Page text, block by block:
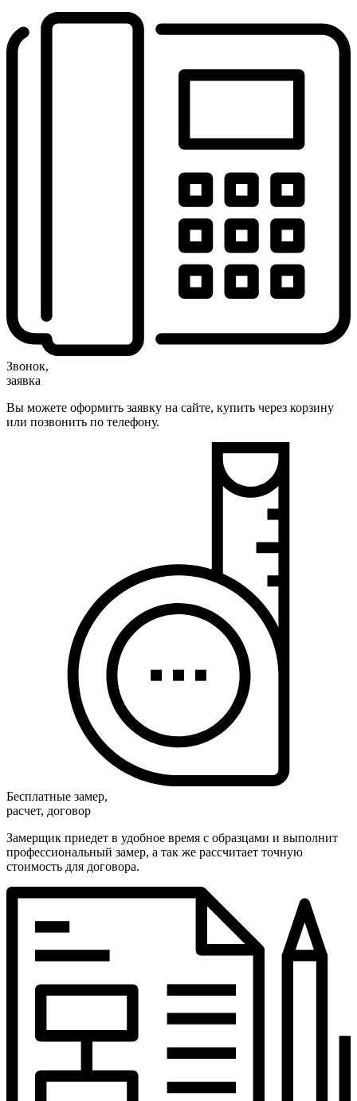
Звонок,
заявка
Вы можете оформить заявку на сайте, купить через корзину
или позвонить по телефону.
Бесплатные замер,
расчет, договор
Замерщик приедет в удобное время с образцами и выполнит
профессиональный замер, а так же рассчитает точную
стоимость для договора.